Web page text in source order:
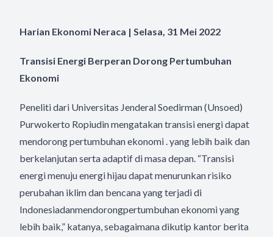
Harian Ekonomi Neraca | Selasa, 31 Mei 2022
Transisi Energi Berperan Dorong Pertumbuhan
Ekonomi
Peneliti dari Universitas Jenderal Soedirman (Unsoed)
Purwokerto Ropiudin mengatakan transisi energi dapat
mendorong pertumbuhan ekonomi . yang lebih baik dan
berkelanjutan serta adaptif di masa depan. “Transisi
energi menuju energi hijau dapat menurunkan risiko
perubahan iklim dan bencana yang terjadi di
Indonesiadanmendorongpertumbuhan ekonomi yang
lebih baik,” katanya, sebagaimana dikutip kantor berita